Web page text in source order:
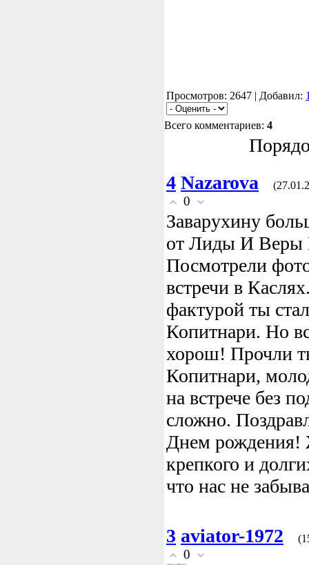
Просмотров: 2647 | Добавил:
Всего комментариев: 4
4 Nazarova
0
Заварухину
от Лиды И Веры
Посмотрели
встречи в
фактурой ты
Копитнари. Но
хорош! Прочли
Копитнари,
на встрече без
сложно.
Днем рождения!
крепкого и
что нас не
3 aviator-1972
0